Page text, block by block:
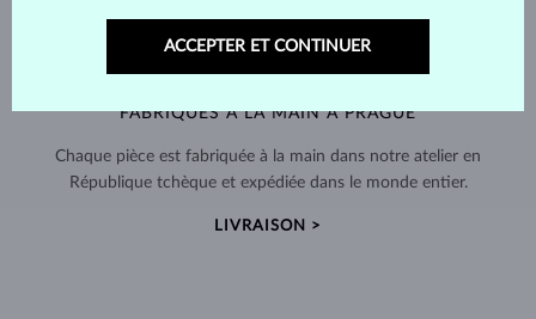
FABRIQUÉS À LA MAIN À PRAGUE
Chaque pièce est fabriquée à la main dans notre atelier en
République tchèque et expédiée dans le monde entier.
LIVRAISON >
ACCEPTER ET CONTINUER